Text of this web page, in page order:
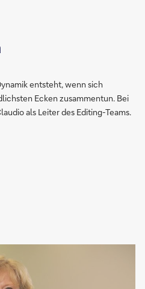
entsteht, wenn sich
Ecken zusammentun. Bei
als Leiter des Editing-Teams.